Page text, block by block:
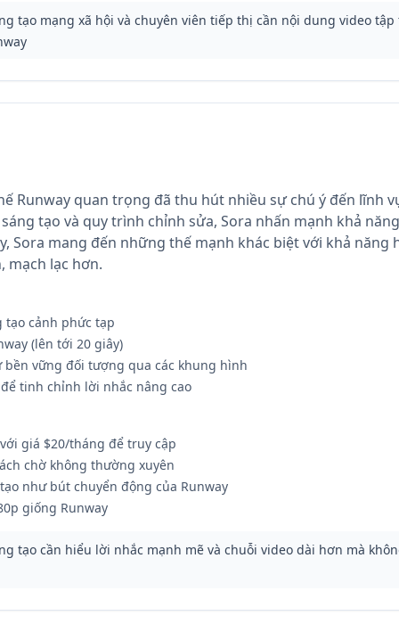
tạo mạng xã hội và chuyên viên tiếp thị cần nội dung video
Runway quan trọng đã thu hút nhiều sự chú ý đến lĩnh
tạo và quy trình chỉnh sửa, Sora nhấn mạnh khả
Sora mang đến những thế mạnh khác biệt với khả năng
mạch lạc hơn.
tạo cảnh phức tạp
(lên tới 20 giây)
vững đối tượng qua các khung hình
tinh chỉnh lời nhắc nâng cao
giá $20/tháng để truy cập
chờ không thường xuyên
như bút chuyển động của Runway
giống Runway
tạo cần hiểu lời nhắc mạnh mẽ và chuỗi video dài hơn mà